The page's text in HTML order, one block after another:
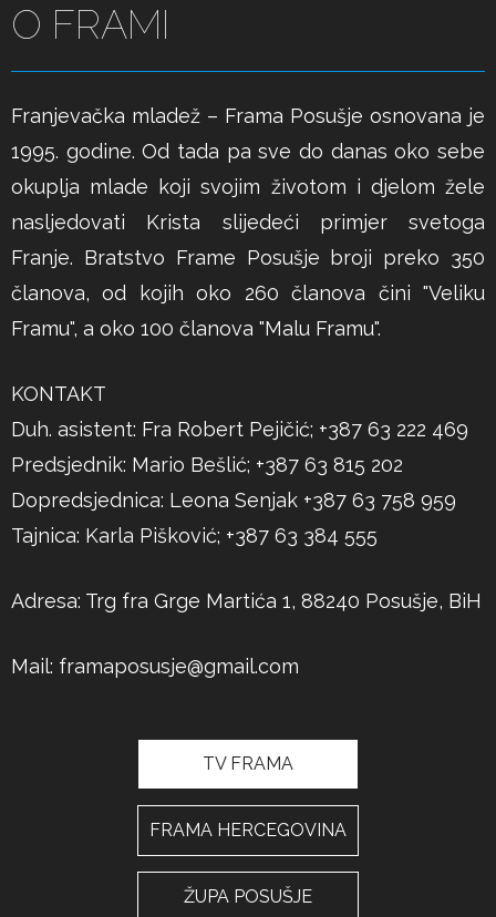
O FRAMI
Franjevačka mladež – Frama Posušje osnovana je
1995. godine. Od tada pa sve do danas oko sebe
okuplja mlade koji svojim životom i djelom žele
nasljedovati Krista slijedeći primjer svetoga
Franje. Bratstvo Frame Posušje broji preko 350
članova, od kojih oko 260 članova čini "Veliku
Framu", a oko 100 članova "Malu Framu".
KONTAKT
Duh. asistent: Fra Robert Pejičić; +387 63 222 469
Predsjednik: Mario Bešlić; +387 63 815 202
Dopredsjednica: Leona Senjak +387 63 758 959
Tajnica: Karla Pišković; +387 63 384 555
Adresa: Trg fra Grge Martića 1, 88240 Posušje, BiH
Mail: framaposusje@gmail.com
TV FRAMA
FRAMA HERCEGOVINA
ŽUPA POSUŠJE